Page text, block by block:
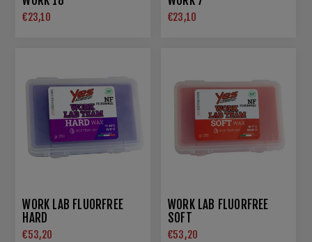
€23,10 €23,10
WORK LAB FLUORFREE
HARD
€53,20
WORK LAB FLUORFREE
SOFT
€53,20